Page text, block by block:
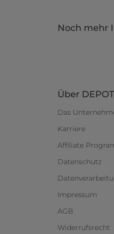
Noch mehr
Über DEPOT
Das
Karriere
Affiliate
Datenschutz
Impressum
AGB
Widerrufsrecht